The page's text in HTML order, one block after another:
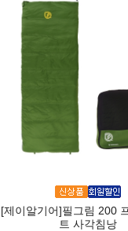
[제이알기어]필그림 200
트 사각침낭